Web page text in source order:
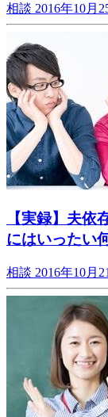
相談 2016年10月
【実録】夫
にはいったい
相談 2016年10月